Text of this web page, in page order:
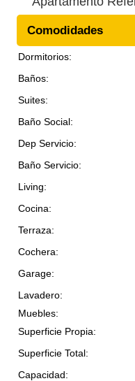
Comodidades
Dormitorios:
Baños:
Suites:
Baño Social:
Dep Servicio:
Baño Servicio:
Living:
Cocina:
Terraza:
Cochera:
Garage:
Lavadero:
Muebles:
Superficie Propia:
Superficie Total:
Capacidad: